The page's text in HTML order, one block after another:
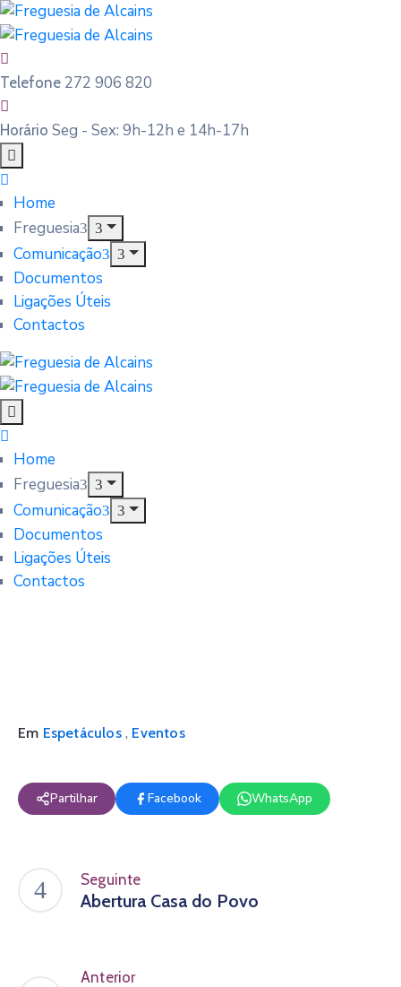
Telefone 272 906 820
Horário Seg - Sex: 9h-12h e 14h-17h
Home
Freguesia
Comunicação
Documentos
Ligações Úteis
Contactos
Home
Freguesia
Comunicação
Documentos
Ligações Úteis
Contactos
Em Espetáculos , Eventos
Partilhar Facebook WhatsApp
Seguinte
Abertura Casa do Povo
Anterior